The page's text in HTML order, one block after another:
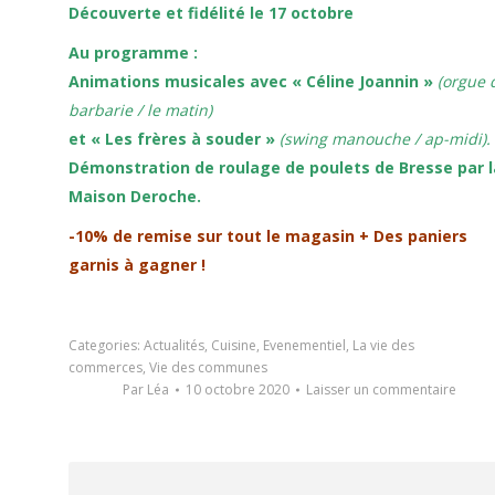
Découverte et fidélité le 17 octobre
Au programme :
Animations musicales avec « Céline Joannin » (orgue
barbarie / le matin)
et « Les frères à souder » (swing manouche / ap-midi).
Démonstration de roulage de poulets de Bresse par
Maison Deroche.
-10% de remise sur tout le magasin + Des paniers
garnis à gagner !
Categories: Actualités, Cuisine, Evenementiel, La vie des
commerces, Vie des communes
Par Léa 10 octobre 2020 Laisser un commentaire